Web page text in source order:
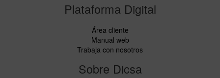
Plataforma Digital
Área cliente
Manual web
Trabaja con nosotros
Sobre Dicsa